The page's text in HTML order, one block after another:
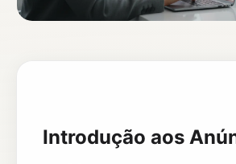
Introdução aos